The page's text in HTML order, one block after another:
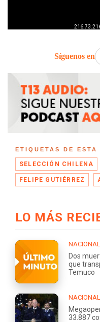
Síguenos en
ETIQUETAS DE ESTA
SELECCIÓN CHILENA
FELIPE GUTIÉRREZ
LO MÁS
NACIONAL
Dos
que
Temuco
NACIONAL
33.887